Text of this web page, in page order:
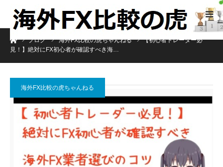
ホームブログ 海外FX比較の虎ちゃんねる
【初心者トレーダー必
見！】絶対にFX初心者が確認すべき海…
海外FX比較の虎ちゃんねる